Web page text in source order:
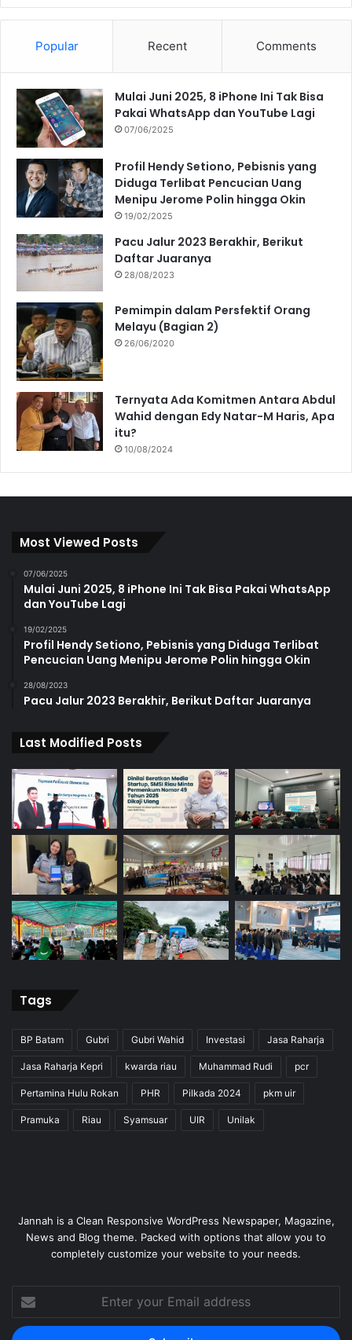
Popular Recent Comments
Mulai Juni 2025, 8 iPhone Ini Tak Bisa
Pakai WhatsApp dan YouTube Lagi
07/06/2025
Profil Hendy Setiono, Pebisnis yang
Diduga Terlibat Pencucian Uang
Menipu Jerome Polin hingga Okin
19/02/2025
Pacu Jalur 2023 Berakhir, Berikut
Daftar Juaranya
28/08/2023
Pemimpin dalam Persfektif Orang
Melayu (Bagian 2)
26/06/2020
Ternyata Ada Komitmen Antara Abdul
Wahid dengan Edy Natar-M Haris, Apa
itu?
10/08/2024
Most Viewed Posts
07/06/2025
Mulai Juni 2025, 8 iPhone Ini Tak Bisa Pakai WhatsApp
dan YouTube Lagi
19/02/2025
Profil Hendy Setiono, Pebisnis yang Diduga Terlibat
Pencucian Uang Menipu Jerome Polin hingga Okin
28/08/2023
Pacu Jalur 2023 Berakhir, Berikut Daftar Juaranya
Last Modified Posts
Tags
BP Batam Gubri Gubri Wahid Investasi Jasa Raharja
Jasa Raharja Kepri kwarda riau Muhammad Rudi pcr
Pertamina Hulu Rokan PHR Pilkada 2024 pkm uir
Pramuka Riau Syamsuar UIR Unilak
Jannah is a Clean Responsive WordPress Newspaper, Magazine,
News and Blog theme. Packed with options that allow you to
completely customize your website to your needs.
your
Email